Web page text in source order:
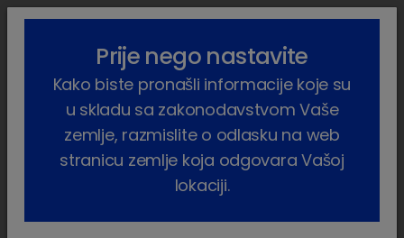
lock_outline search menu
Proizvodi
Farmaceutski proizvodi
Sedadex
lockPrijavite se na Vaš Dechra
Prije nego nastavite
Kako biste pronašli informacije koje su
u skladu sa zakonodavstvom Vaše
zemlje, razmislite o odlasku na web
stranicu zemlje koja odgovara Vašoj
lokaciji.